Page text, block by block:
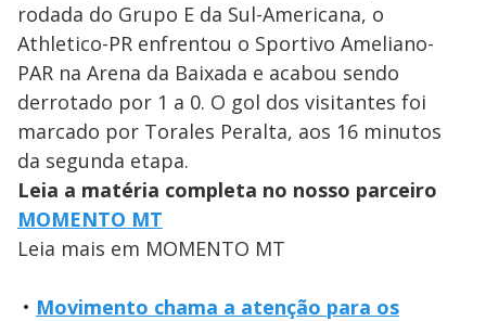
rodada do Grupo E da Sul-Americana, o
Athletico-PR enfrentou o Sportivo Ameliano-
PAR na Arena da Baixada e acabou sendo
derrotado por 1 a 0. O gol dos visitantes foi
marcado por Torales Peralta, aos 16 minutos
da segunda etapa.
Leia a matéria completa no nosso parceiro
MOMENTO MT
Leia mais em MOMENTO MT
• Movimento chama a atenção para os